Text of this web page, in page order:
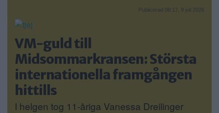
Publicerad 08:17, 9 juli 2026
VM-guld till
Midsommarkransen: Största
internationella framgången
hittills
I helgen tog 11-åriga Vanessa Dreilinger